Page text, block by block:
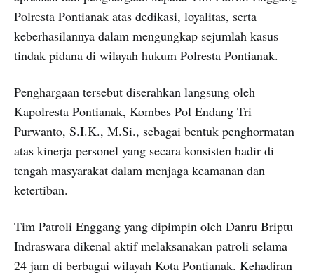
Polresta Pontianak atas dedikasi, loyalitas, serta
keberhasilannya dalam mengungkap sejumlah kasus
tindak pidana di wilayah hukum Polresta Pontianak.
Penghargaan tersebut diserahkan langsung oleh
Kapolresta Pontianak, Kombes Pol Endang Tri
Purwanto, S.I.K., M.Si., sebagai bentuk penghormatan
atas kinerja personel yang secara konsisten hadir di
tengah masyarakat dalam menjaga keamanan dan
ketertiban.
Tim Patroli Enggang yang dipimpin oleh Danru Briptu
Indraswara dikenal aktif melaksanakan patroli selama
24 jam di berbagai wilayah Kota Pontianak. Kehadiran